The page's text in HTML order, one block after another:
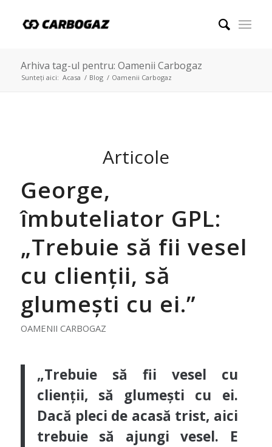
Arhiva tag-ul pentru: Oamenii Carbogaz
Sunteți aici: Acasa / Blog / Oamenii Carbogaz
Articole
George,
îmbuteliator GPL:
„Trebuie să fii vesel
cu clienții, să
glumești cu ei.”
OAMENII CARBOGAZ
„Trebuie să fii vesel cu
clienții, să glumești cu ei.
Dacă pleci de acasă trist, aici
trebuie să ajungi vesel. E